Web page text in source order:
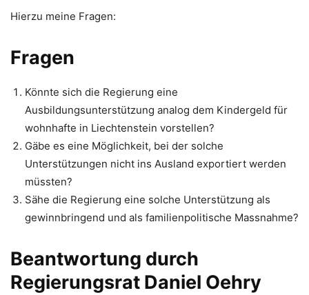
Hierzu meine Fragen:
Fragen
Könnte sich die Regierung eine
Ausbildungsunterstützung analog dem Kindergeld für
wohnhafte in Liechtenstein vorstellen?
Gäbe es eine Möglichkeit, bei der solche
Unterstützungen nicht ins Ausland exportiert werden
müssten?
Sähe die Regierung eine solche Unterstützung als
gewinnbringend und als familienpolitische Massnahme?
Beantwortung durch
Regierungsrat Daniel Oehry